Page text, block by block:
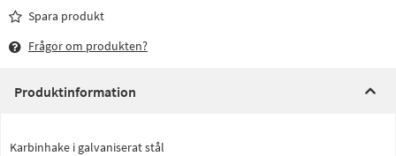
Spara produkt
Frågor om produkten?
Produktinformation
Karbinhake i galvaniserat stål